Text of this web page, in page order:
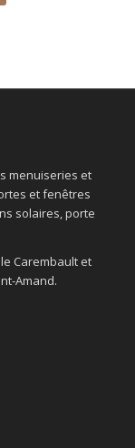
menuiseries et
et fenêtres
solaires, porte
Carembault et
Amand.